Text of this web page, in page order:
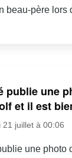
beau-père lors
publie une
et il est
21 juillet à 00:06
une photo